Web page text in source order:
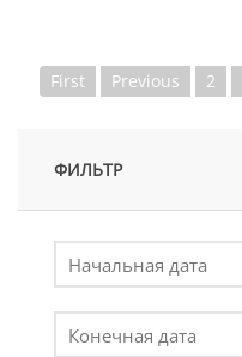
First Previous 2
ФИЛЬТР